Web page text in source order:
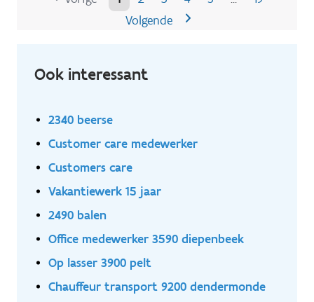
Volgende
Ook interessant
2340 beerse
Customer care medewerker
Customers care
Vakantiewerk 15 jaar
2490 balen
Office medewerker 3590 diepenbeek
Op lasser 3900 pelt
Chauffeur transport 9200 dendermonde